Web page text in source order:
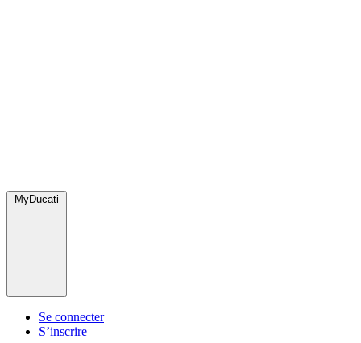
MyDucati
Se connecter
S’inscrire